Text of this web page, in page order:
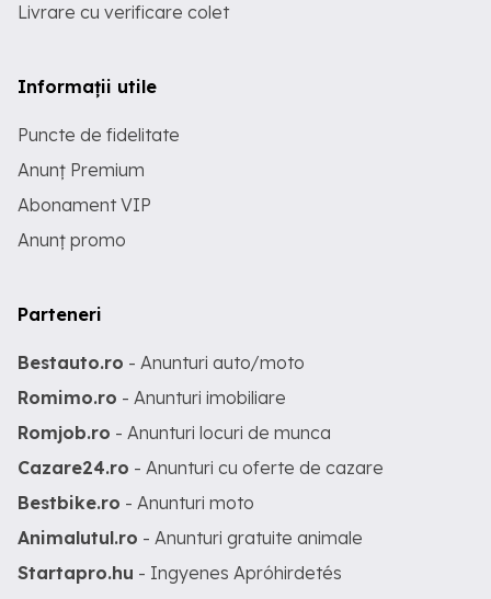
Livrare cu verificare colet
Informații utile
Puncte de fidelitate
Anunț Premium
Abonament VIP
Anunț promo
Parteneri
Bestauto.ro - Anunturi auto/moto
Romimo.ro - Anunturi imobiliare
Romjob.ro - Anunturi locuri de munca
Cazare24.ro - Anunturi cu oferte de cazare
Bestbike.ro - Anunturi moto
Animalutul.ro - Anunturi gratuite animale
Startapro.hu - Ingyenes Apróhirdetés